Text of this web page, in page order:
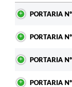
PORTARIA
PORTARIA
PORTARIA
PORTARIA